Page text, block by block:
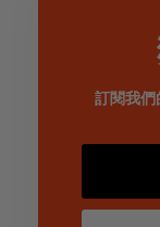
訂閱我們